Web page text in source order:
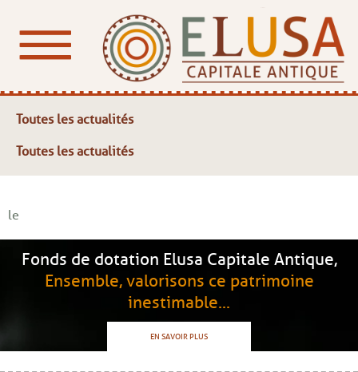
Toutes les actualités
Toutes les actualités
le
Fonds de dotation Elusa Capitale Antique,
Ensemble, valorisons ce patrimoine
inestimable...
EN SAVOIR PLUS